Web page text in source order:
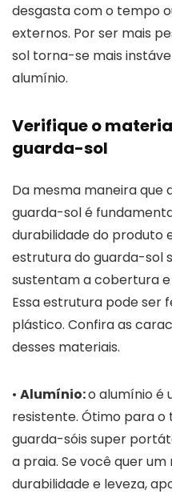
desgasta com o tempo
externos. Por ser mais
sol torna-se mais
alumínio.
Verifique o
guarda-sol
Da mesma maneira que
guarda-sol é
durabilidade do produto
estrutura do guarda-sol
sustentam a cobertura
Essa estrutura pode ser
plástico. Confira as
desses materiais.
• Alumínio:o alumínio é
resistente. Ótimo para
guarda-sóis super
a praia. Se você quer
durabilidade e leveza,